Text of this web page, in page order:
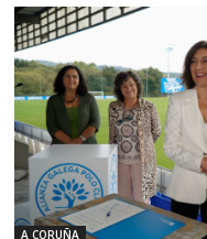
A CORUÑA